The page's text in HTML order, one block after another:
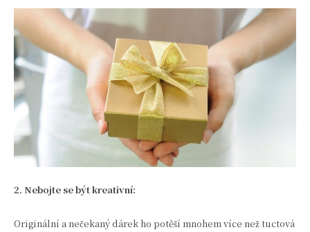
2. Nebojte se být kreativní:
Originální a nečekaný dárek ho potěší mnohem více než tuctová